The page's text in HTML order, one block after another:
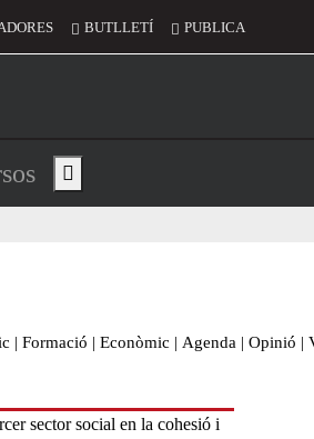
BUTLLETÍ PUBLICA
de l'encapçalament
Show main menu
| Formació | Econòmic | Agenda | Opinió |